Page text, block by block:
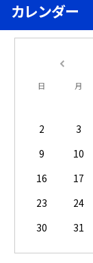
カレンダー
日 月
2
3
9
10
16
17
23
24
30
31